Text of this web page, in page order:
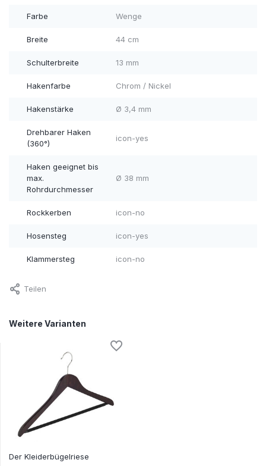
Farbe Wenge
Breite 44 cm
Schulterbreite 13 mm
Hakenfarbe Chrom / Nickel
Hakenstärke Ø 3,4 mm
Drehbarer Haken
(360°)
icon-yes
Haken geeignet bis
max.
Rohrdurchmesser
Ø 38 mm
Rockkerben icon-no
Hosensteg icon-yes
Klammersteg icon-no
Teilen
Weitere Varianten
Der Kleiderbügelriese